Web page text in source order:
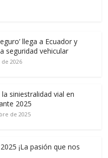
llega a Ecuador y
seguridad vehicular
2026
siniestralidad vial en
2025
de 2025
¡La pasión que nos